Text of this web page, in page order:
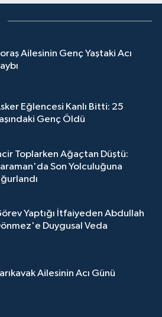
Ailesinin Genç Yaştaki Acı
Eğlencesi Kanlı Bitti: 25
Genç Öldü
Toplarken Ağaçtan Düştü:
Son Yolculuğuna
Yaptığı İtfaiyeden Abdullah
Duygusal Veda
Ailesinin Acı Günü